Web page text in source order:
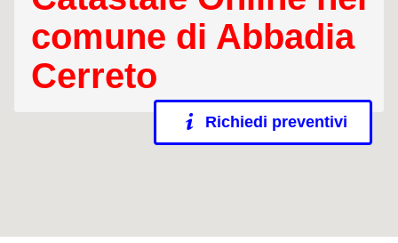
comune di Abbadia
Cerreto
Richiedi preventivi